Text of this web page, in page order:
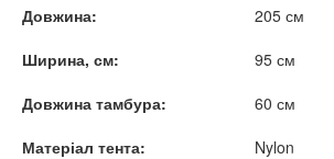
Довжина:
205 см
Ширина, см:
95 см
Довжина тамбура:
60 см
Матеріал тента:
Nylon